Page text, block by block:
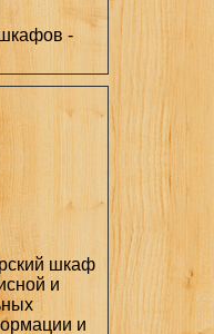
шкафов -
шкаф
и
и